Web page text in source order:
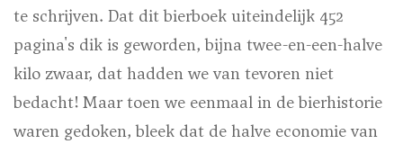
te schrijven. Dat dit bierboek uiteindelijk 452
pagina's dik is geworden, bijna twee-en-een-halve
kilo zwaar, dat hadden we van tevoren niet
bedacht! Maar toen we eenmaal in de bierhistorie
waren gedoken, bleek dat de halve economie van